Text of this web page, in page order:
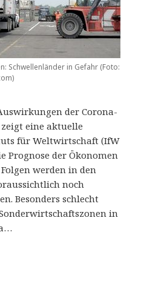
Schwellenländer in Gefahr (Foto:
der Corona-
eine aktuelle
für Weltwirtschaft (IfW
Prognose der Ökonomen
werden in den
noch
Besonders schlecht
in
droht der Kollaps – Kieler